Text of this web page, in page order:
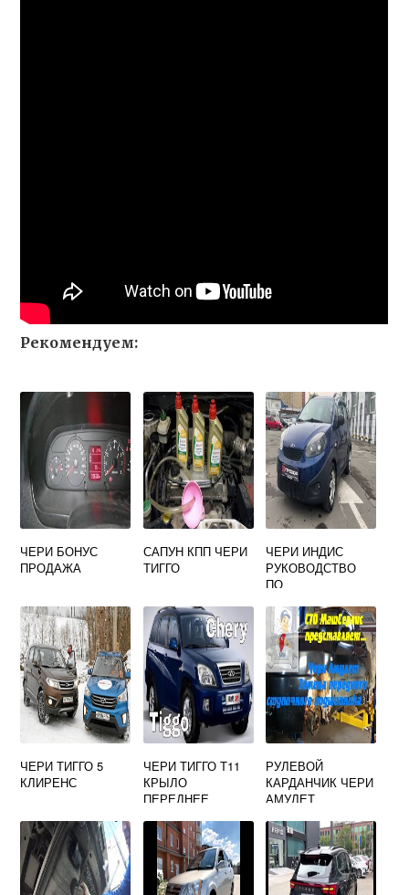
Рекомендуем:
ЧЕРИ БОНУС
ПРОДАЖА
САПУН КПП ЧЕРИ
ТИГГО
ЧЕРИ ИНДИС
РУКОВОДСТВО
ПО
ЧЕРИ ТИГГО 5
КЛИРЕНС
ЧЕРИ ТИГГО Т11
КРЫЛО
ПЕРЕДНЕЕ
РУЛЕВОЙ
КАРДАНЧИК ЧЕРИ
АМУЛЕТ